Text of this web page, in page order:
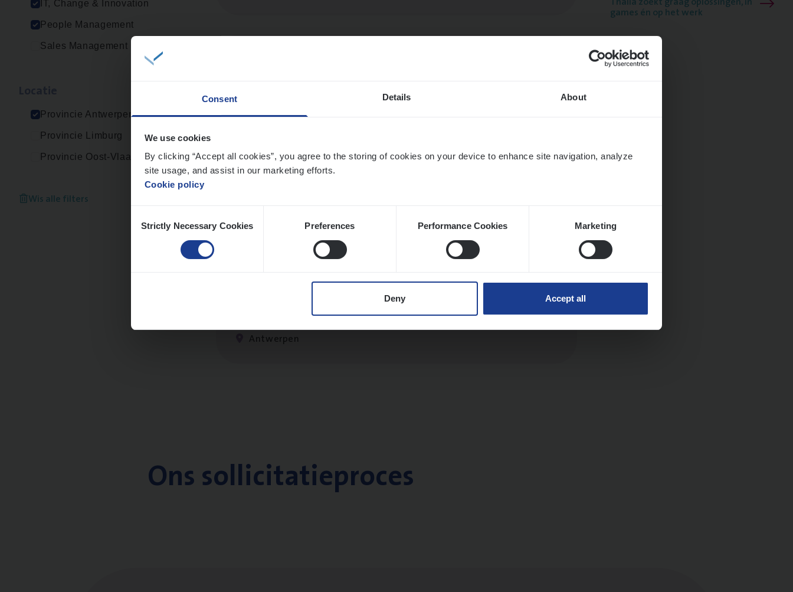
Consent Details About
We use cookies
By clicking “Accept all cookies”, you agree to the storing of cookies on your device to enhance site navigation, analyze
site usage, and assist in our marketing efforts.
Cookie policy
Selection
Strictly Necessary Cookies Preferences Performance Cookies Marketing
Deny Accept all
IT, Change & Innovation
People Management
Sales Management
Provincie Antwerpen
Provincie Limburg
Provincie Oost-Vlaanderen
Wis alle filters
ITBusi­ness Analyst
Antwerpen
IT, Change & Innovation
Antwerpen
games én op het werk
Ons sollicitatieproces